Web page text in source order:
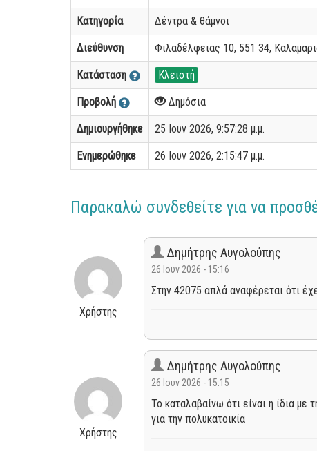
Κατηγορία Δέντρα & θάμνοι
Διεύθυνση Φιλαδέλφειας 10, 551 34,
Κατάσταση Κλειστή
Προβολή Δημόσια
Δημιουργήθηκε 25 Ιουν 2026, 9:57:28 μ.μ.
Ενημερώθηκε 26 Ιουν 2026, 2:15:47 μ.μ.
Παρακαλώ συνδεθείτε για να
Χρήστης
Δημήτρης Αυγολούπης
26 Ιουν 2026 - 15:16
Στην 42075 απλά αναφέρεται ότι
Χρήστης
Δημήτρης Αυγολούπης
26 Ιουν 2026 - 15:15
Το καταλαβαίνω ότι είναι η ίδια
για την πολυκατοικία